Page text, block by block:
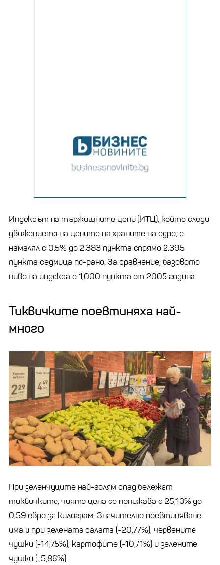
Индексът на тържищните цени (ИТЦ), който следи
движението на цените на храните на едро, е
намалял с 0,5% до 2,383 пункта спрямо 2,395
пункта седмица по-рано. За сравнение, базовото
ниво на индекса е 1,000 пункта от 2005 година.
Тиквичките поевтиняха най-
много
При зеленчуците най-голям спад бележат
тиквичките, чиято цена се понижава с 25,13% до
0,59 евро за килограм. Значително поевтиняване
има и при зелената салата (-20,77%), червените
чушки (-14,75%), картофите (-10,71%) и зелените
чушки (-5,86%).